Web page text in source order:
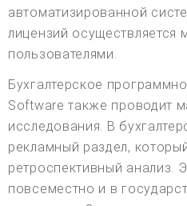
автоматизированной
лицензий осуществляется
пользователями.
Бухгалтерское
Software также проводит
исследования. В
рекламный раздел,
ретроспективный анализ.
повсеместно и в